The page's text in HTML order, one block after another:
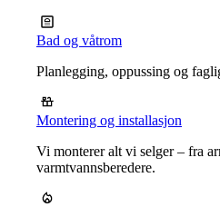
Bad og våtrom
Planlegging, oppussing og
Montering og installasjon
Vi monterer alt vi selger – fra
varmtvannsberedere.